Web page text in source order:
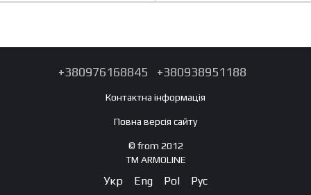
+380976168845 +380938951188
Контактна інформація
Повна версія сайту
© from 2012
TM ARMOLINE
Укр Eng Pol Рус